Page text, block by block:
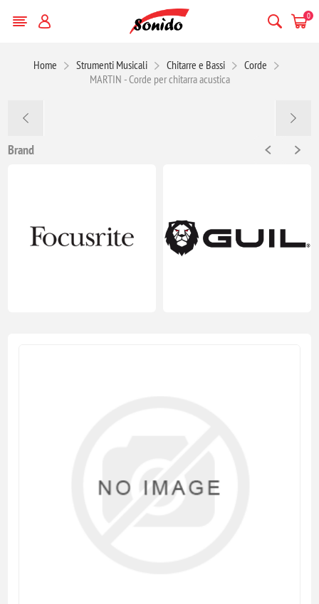
0
Home Strumenti Musicali Chitarre e Bassi
Corde
MARTIN - Corde per chitarra acustica
Brand